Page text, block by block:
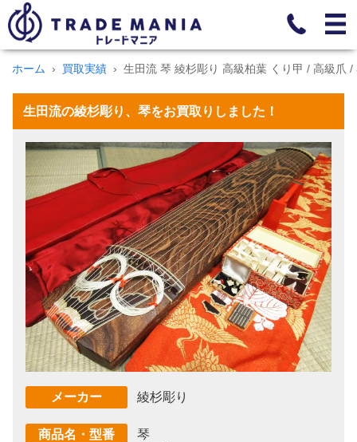
ホーム 買取実績 生田流 琴 綾杉彫り 高級柏葉 くり甲 / 高級爪
生田流の綾杉彫り、琴をお買取りしました！
メーカー 綾杉彫り
商品名・型番
琴